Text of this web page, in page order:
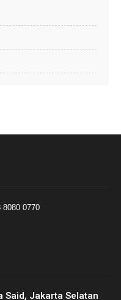
0770
Said, Jakarta Selatan